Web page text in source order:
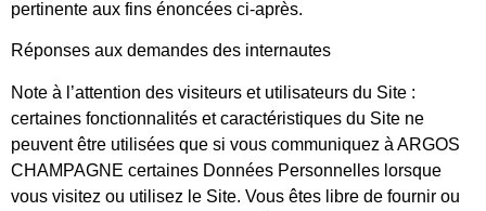
pertinente aux fins énoncées ci-après.
Réponses aux demandes des internautes
Note à l’attention des visiteurs et utilisateurs du Site :
certaines fonctionnalités et caractéristiques du Site ne
peuvent être utilisées que si vous communiquez à ARGOS
CHAMPAGNE certaines Données Personnelles lorsque
vous visitez ou utilisez le Site. Vous êtes libre de fournir ou